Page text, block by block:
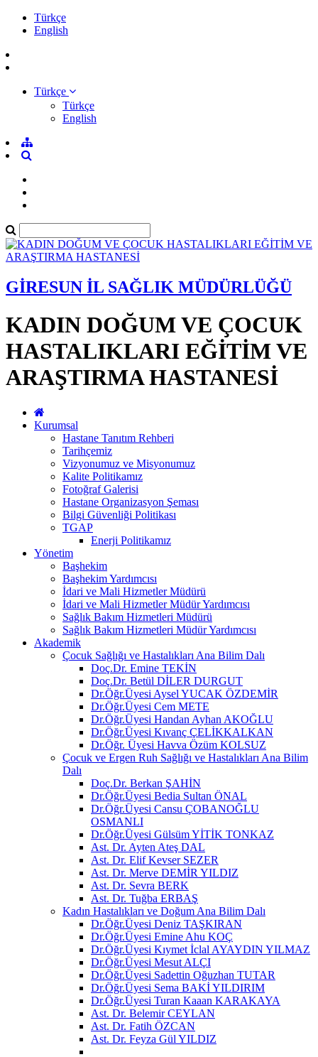
Türkçe
English
Türkçe
Türkçe
English
GİRESUN İL SAĞLIK MÜDÜRLÜĞÜ
KADIN DOĞUM VE ÇOCUK
HASTALIKLARI EĞİTİM VE
ARAŞTIRMA HASTANESİ
Kurumsal
Hastane Tanıtım Rehberi
Tarihçemiz
Vizyonumuz ve Misyonumuz
Kalite Politikamız
Fotoğraf Galerisi
Hastane Organizasyon Şeması
Bilgi Güvenliği Politikası
TGAP
Enerji Politikamız
Yönetim
Başhekim
Başhekim Yardımcısı
İdari ve Mali Hizmetler Müdürü
İdari ve Mali Hizmetler Müdür Yardımcısı
Sağlık Bakım Hizmetleri Müdürü
Sağlık Bakım Hizmetleri Müdür Yardımcısı
Akademik
Çocuk Sağlığı ve Hastalıkları Ana Bilim Dalı
Doç.Dr. Emine TEKİN
Doç.Dr. Betül DİLER DURGUT
Dr.Öğr.Üyesi Aysel YUCAK ÖZDEMİR
Dr.Öğr.Üyesi Cem METE
Dr.Öğr.Üyesi Handan Ayhan AKOĞLU
Dr.Öğr.Üyesi Kıvanç ÇELİKKALKAN
Dr.Öğr. Üyesi Havva Özüm KOLSUZ
Çocuk ve Ergen Ruh Sağlığı ve Hastalıkları Ana Bilim
Dalı
Doç.Dr. Berkan ŞAHİN
Dr.Öğr.Üyesi Bedia Sultan ÖNAL
Dr.Öğr.Üyesi Cansu ÇOBANOĞLU
OSMANLI
Dr.Öğr.Üyesi Gülsüm YİTİK TONKAZ
Ast. Dr. Ayten Ateş DAL
Ast. Dr. Elif Kevser SEZER
Ast. Dr. Merve DEMİR YILDIZ
Ast. Dr. Sevra BERK
Ast. Dr. Tuğba ERBAŞ
Kadın Hastalıkları ve Doğum Ana Bilim Dalı
Dr.Öğr.Üyesi Deniz TAŞKIRAN
Dr.Öğr.Üyesi Emine Ahu KOÇ
Dr.Öğr.Üyesi Kıymet İclal AYAYDIN YILMAZ
Dr.Öğr.Üyesi Mesut ALÇI
Dr.Öğr.Üyesi Sadettin Oğuzhan TUTAR
Dr.Öğr.Üyesi Sema BAKİ YILDIRIM
Dr.Öğr.Üyesi Turan Kaaan KARAKAYA
Ast. Dr. Belemir CEYLAN
Ast. Dr. Fatih ÖZCAN
Ast. Dr. Feyza Gül YILDIZ